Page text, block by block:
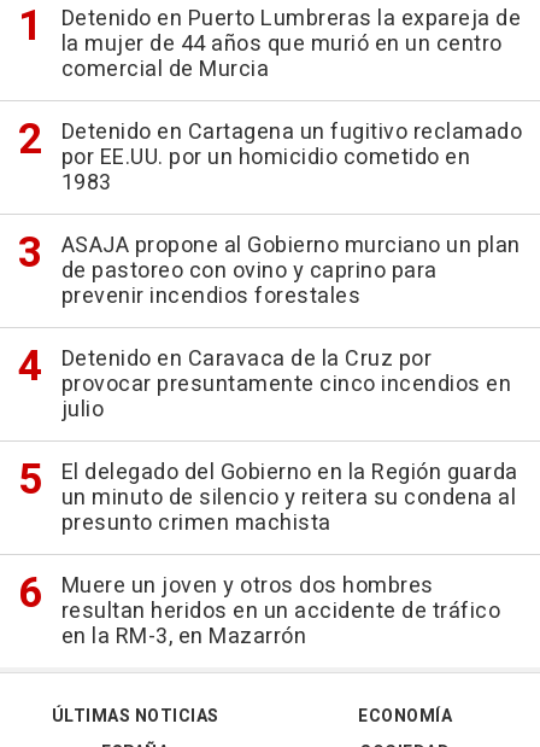
Detenido en Puerto Lumbreras la expareja de
la mujer de 44 años que murió en un centro
comercial de Murcia
Detenido en Cartagena un fugitivo reclamado
por EE.UU. por un homicidio cometido en
1983
ASAJA propone al Gobierno murciano un plan
de pastoreo con ovino y caprino para
prevenir incendios forestales
Detenido en Caravaca de la Cruz por
provocar presuntamente cinco incendios en
julio
El delegado del Gobierno en la Región guarda
un minuto de silencio y reitera su condena al
presunto crimen machista
Muere un joven y otros dos hombres
resultan heridos en un accidente de tráfico
en la RM-3, en Mazarrón
ÚLTIMAS NOTICIAS
ECONOMÍA